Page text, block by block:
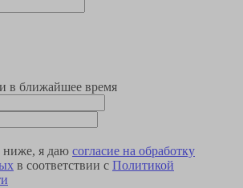
в ближайшее время
ниже, я даю согласие на обработку
в соответствии с Политикой